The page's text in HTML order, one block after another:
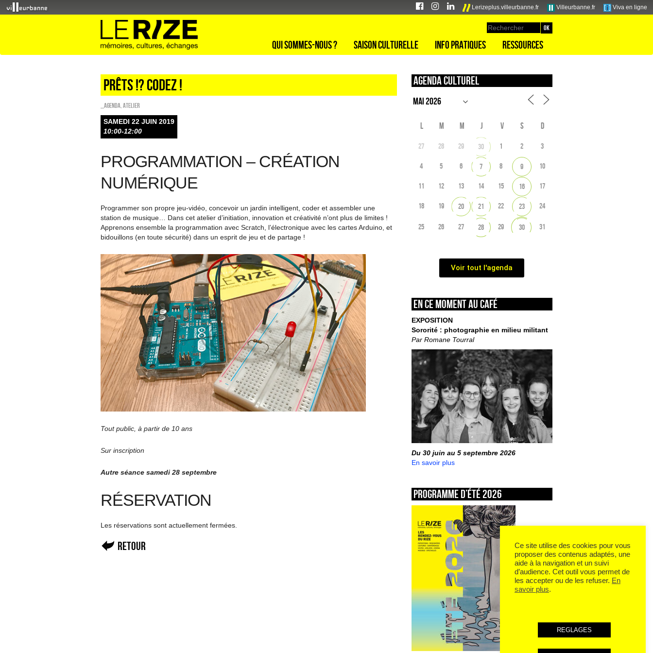
Lerizeplus.villeurbanne.fr Villeurbanne.fr Viva en ligne
Qui sommes-nous ? Saison culturelle Info pratiques Ressources
Prêts !? Codez !
_Agenda Atelier
SAMEDI 22 JUIN 2019
10:00-12:00
PROGRAMMATION – CRÉATION
NUMÉRIQUE
Programmer son propre jeu-vidéo, concevoir un jardin intelligent, coder et assembler une
station de musique… Dans cet atelier d’initiation, innovation et créativité n’ont plus de limites !
Apprenons ensemble la programmation avec Scratch, l’électronique avec les cartes Arduino, et
bidouillons (en toute sécurité) dans un esprit de jeu et de partage !
Tout public, à partir de 10 ans
Sur inscription
Autre séance samedi 28 septembre
RÉSERVATION
Les réservations sont actuellement fermées.
Retour
Agenda culturel
L M M J V S D
27 28 29 30 1 2 3
4 5 6 7 8 9 10
11 12 13 14 15 16 17
18 19 20 21 22 23 24
25 26 27 28 29 30 31
Voir tout l'agenda
En ce moment au café
EXPOSITION
Sororité : photographie en milieu militant
Par Romane Tourral
Du 30 juin au 5 septembre 2026
En savoir plus
Programme d’été 2026
Ce site utilise des cookies pour vous
proposer des contenus adaptés, une
aide à la navigation et un suivi
d’audience. Cet outil vous permet de
les accepter ou de les refuser. En
savoir plus.
REGLAGES